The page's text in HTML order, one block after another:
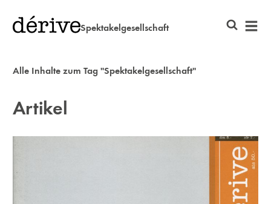
Spektakelgesellschaft
Alle Inhalte zum Tag "Spektakelgesellschaft"
Artikel